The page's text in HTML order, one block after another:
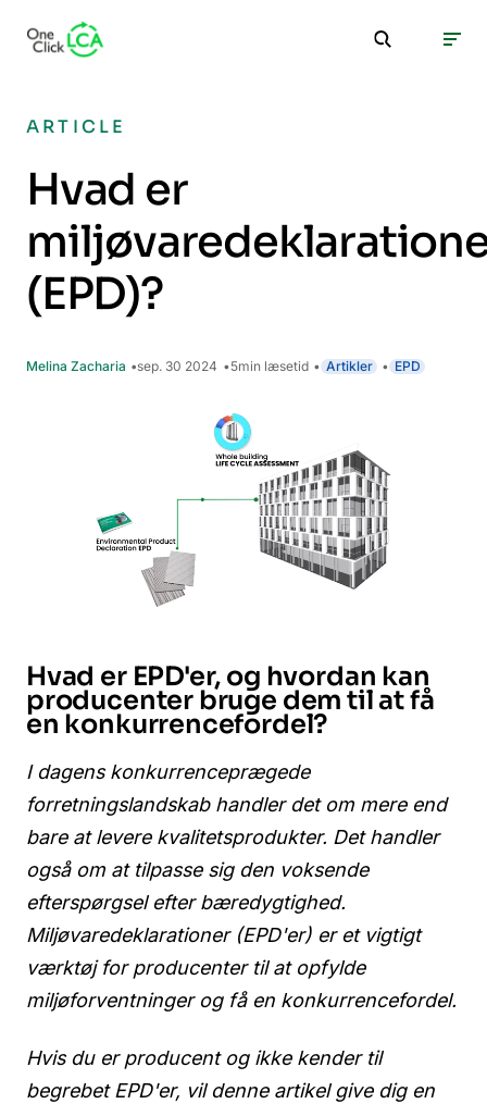
ARTICLE
Hvad er
(EPD)?
Melina Zacharia sep. 30 2024 5min læsetid Artikler EPD
Hvad er EPD'er, og hvordan kan
producenter bruge dem til at få
en konkurrencefordel?
I dagens konkurrenceprægede
forretningslandskab handler det om mere end
bare at levere kvalitetsprodukter. Det handler
også om at tilpasse sig den voksende
efterspørgsel efter bæredygtighed.
Miljøvaredeklarationer (EPD'er) er et vigtigt
værktøj for producenter til at opfylde
miljøforventninger og få en konkurrencefordel.
Hvis du er producent og ikke kender til
begrebet EPD'er, vil denne artikel give dig en